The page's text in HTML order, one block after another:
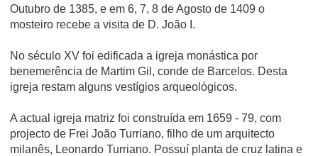
Outubro de 1385, e em 6, 7, 8 de Agosto de 1409 o
mosteiro recebe a visita de D. João I.
No século XV foi edificada a igreja monástica por
benemerência de Martim Gil, conde de Barcelos. Desta
igreja restam alguns vestí­gios arqueológicos.
A actual igreja matriz foi construí­da em 1659 - 79, com
projecto de Frei João Turriano, filho de um arquitecto
milanês, Leonardo Turriano. Possuí­ planta de cruz latina e